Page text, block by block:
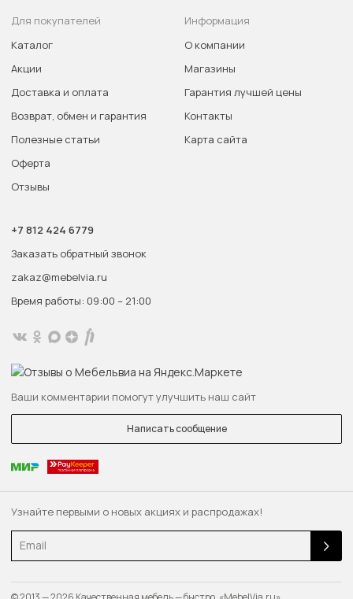
Узнайте первыми о новых акциях и распродажах!
Email
Для покупателей
Каталог
Акции
Доставка и оплата
Возврат, обмен и гарантия
Полезные статьи
Оферта
Отзывы
Информация
О компании
Магазины
Гарантия лучшей цены
Контакты
Карта сайта
+7 812 424 6779
Заказать обратный звонок
zakaz@mebelvia.ru
Время работы: 09:00 – 21:00
Ваши комментарии помогут улучшить наш сайт
Написать сообщение